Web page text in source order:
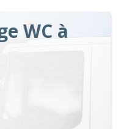
WC à